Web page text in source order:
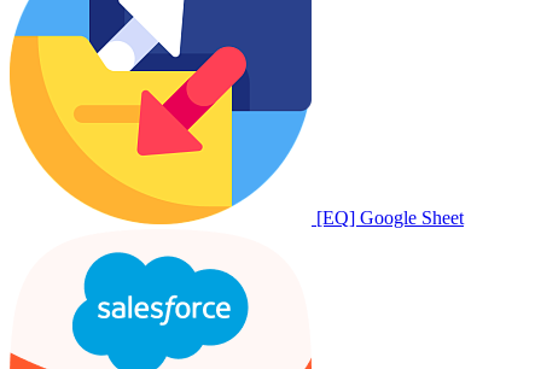
[EQ] Google Sheet